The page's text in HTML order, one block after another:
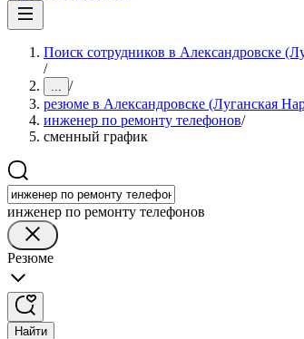
Поиск сотрудников в Александровске
/
... /
резюме в Александровске (Луганская
инженер по ремонту телефонов/
сменный график
инженер по ремонту телефонов
Резюме
Найти